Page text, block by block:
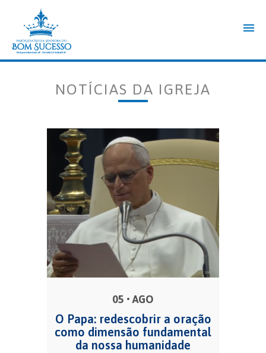
NOTÍCIAS DA IGREJA
05 • AGO
O Papa: redescobrir a oração
como dimensão fundamental
da nossa humanidade